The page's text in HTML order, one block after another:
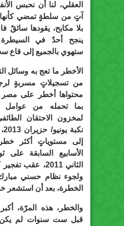
العقلي، لنا أن نحبس
آتٍ من سلطةٍ تمضي
بلا مكابح، يقودها سائقٌ
ينجح أحدٌ في السيطرة
ستهوي بالجميع إلى قاع
الأخطر ما تعج به وسائل
من تسجيلاتٍ مسربةٍ
محتواها أخطر على مصر
بما تحمله من عوامل
لمخزون الاحتقان
إلى مستوياتٍ أكثر
الأسابيع السابقة على
الثاني 2011، عقب
ولجوء نظام حسني
الخطرة، بعد أن استشعر
والخطر، هذه المرّة،
قبل ست سنوات لم يكن